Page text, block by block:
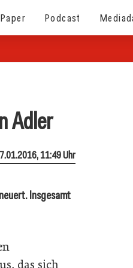
Podcast
Adler
11:49 Uhr
Insgesamt
das sich